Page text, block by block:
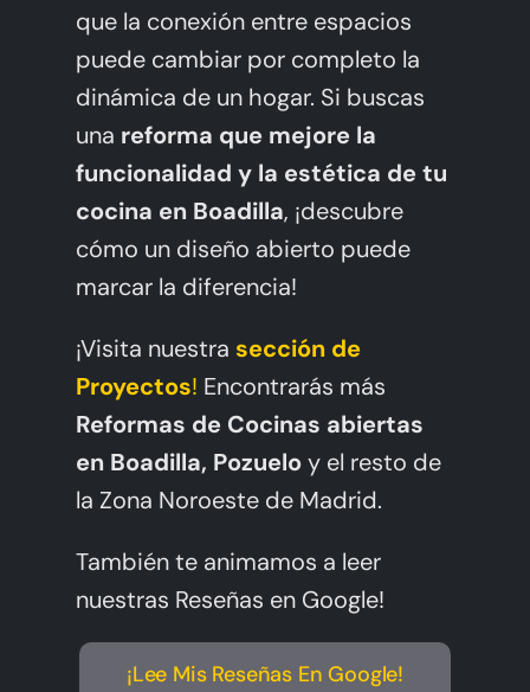
que la conexión entre espacios
puede cambiar por completo la
dinámica de un hogar. Si buscas
una reforma que mejore la
funcionalidad y la estética de tu
cocina en Boadilla, ¡descubre
cómo un diseño abierto puede
marcar la diferencia!
¡Visita nuestra sección de
Proyectos! Encontrarás más
Reformas de Cocinas abiertas
en Boadilla, Pozueloy el resto de
la Zona Noroeste de Madrid.
También te animamos a leer
nuestras Reseñas en Google!
¡Lee Mis Reseñas En Google!